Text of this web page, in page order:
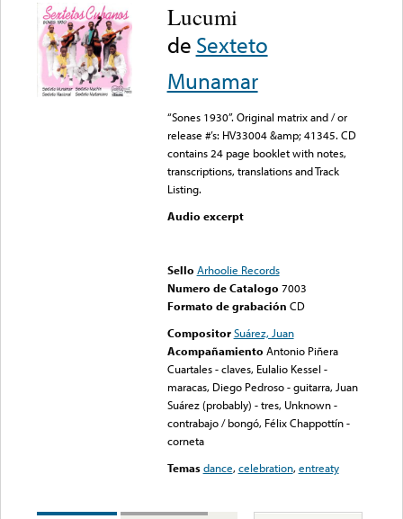
Lucumi
de Sexteto
Munamar
“Sones 1930”. Original matrix and / or
release #’s: HV33004 &amp; 41345. CD
contains 24 page booklet with notes,
transcriptions, translations and Track
Listing.
Audio excerpt
Sello Arhoolie Records
Numero de Catalogo 7003
Formato de grabación CD
Compositor Suárez, Juan
Acompañamiento Antonio Piñera
Cuartales - claves, Eulalio Kessel -
maracas, Diego Pedroso - guitarra, Juan
Suárez (probably) - tres, Unknown -
contrabajo / bongó, Félix Chappottín -
corneta
Temas dance,celebration,entreaty